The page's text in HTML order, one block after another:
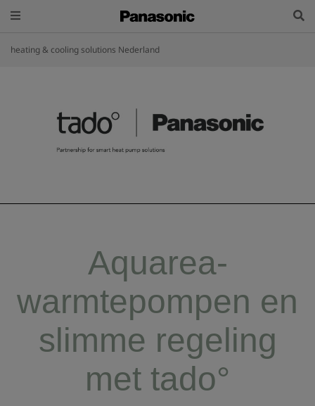
heating & cooling solutions Nederland
Aquarea-
warmtepompen en
slimme regeling
met tado°